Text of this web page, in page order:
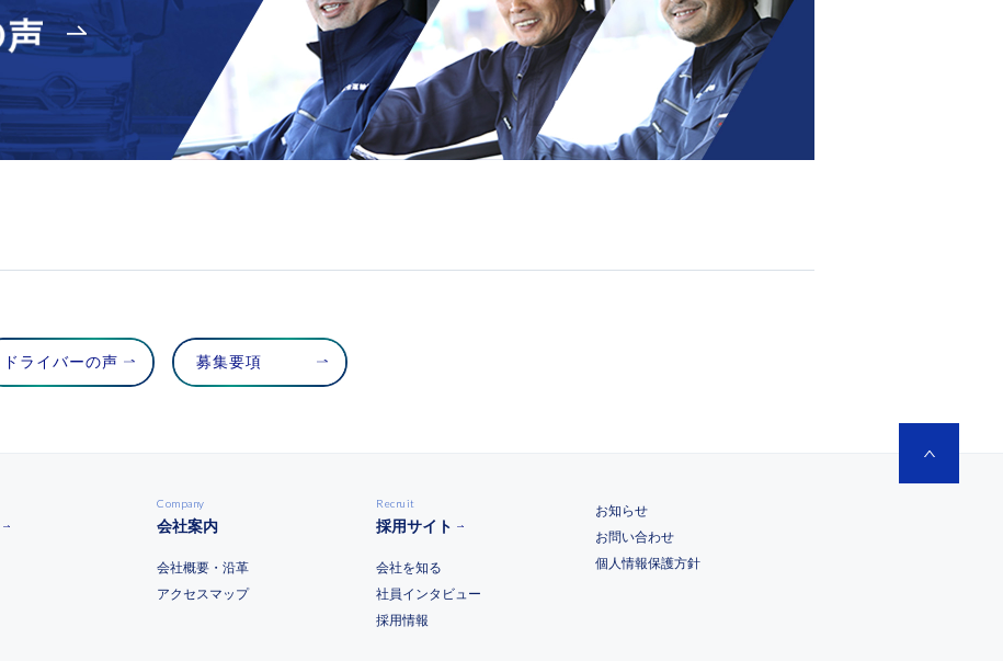
ドライバーの声 募集要項
Company
会社案内
会社概要・沿革
アクセスマップ
Recruit
採用サイト
会社を知る
社員インタビュー
採用情報
お知らせ
お問い合わせ
個人情報保護方針